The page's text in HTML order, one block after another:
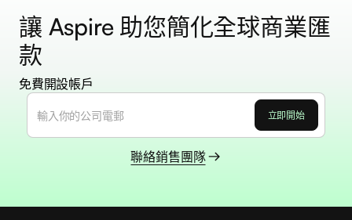
讓 Aspire 助您簡化全球商業匯
款
免費開設帳戶
聯絡銷售團隊